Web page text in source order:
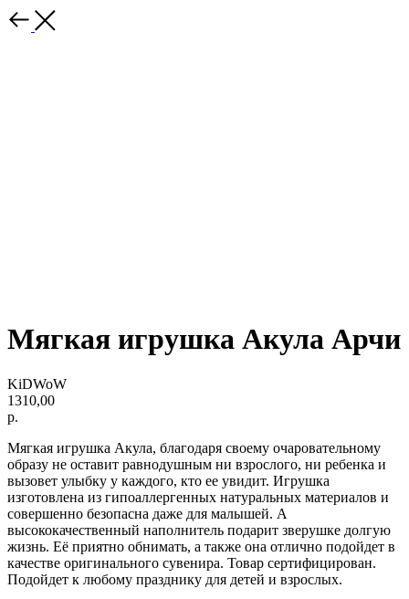
Мягкая игрушка Акула Арчи
KiDWoW
1310,00
р.
Мягкая игрушка Акула, благодаря своему очаровательному
образу не оставит равнодушным ни взрослого, ни ребенка и
вызовет улыбку у каждого, кто ее увидит. Игрушка
изготовлена из гипоаллергенных натуральных материалов и
совершенно безопасна даже для малышей. А
высококачественный наполнитель подарит зверушке долгую
жизнь. Её приятно обнимать, а также она отлично подойдет в
качестве оригинального сувенира. Товар сертифицирован.
Подойдет к любому празднику для детей и взрослых.